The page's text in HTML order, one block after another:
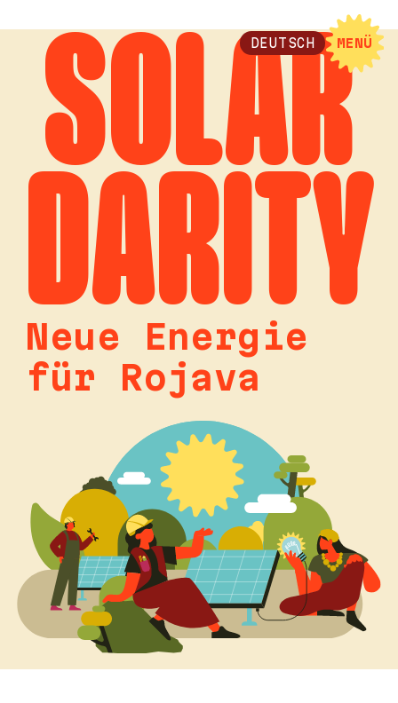
DEUTSCH MENÜ
SOLAR
DARITY
Neue Energie
für Rojava